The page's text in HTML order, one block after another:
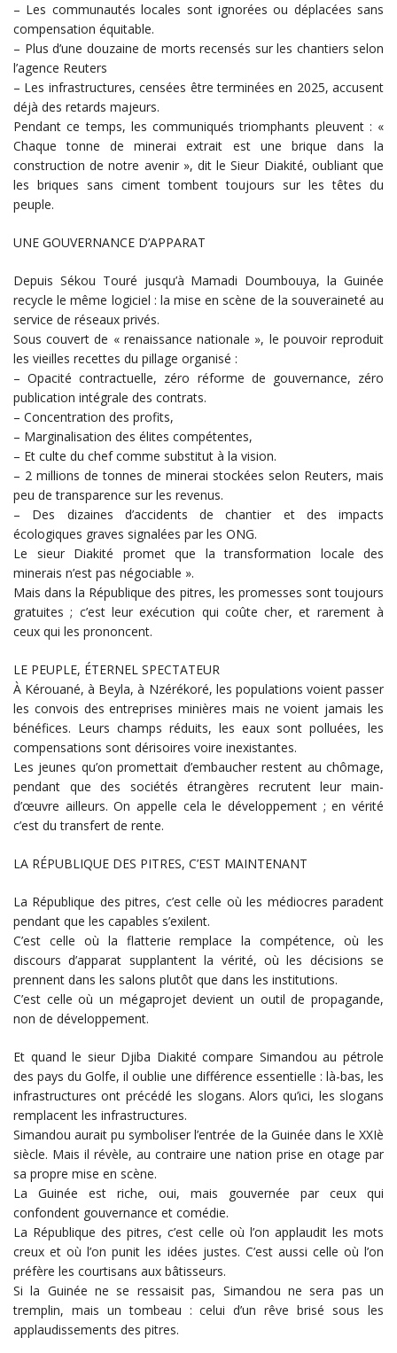
– Les communautés locales sont ignorées ou déplacées sans
compensation équitable.
– Plus d’une douzaine de morts recensés sur les chantiers selon
l’agence Reuters
– Les infrastructures, censées être terminées en 2025, accusent
déjà des retards majeurs.
Pendant ce temps, les communiqués triomphants pleuvent : «
Chaque tonne de minerai extrait est une brique dans la
construction de notre avenir », dit le Sieur Diakité, oubliant que
les briques sans ciment tombent toujours sur les têtes du
peuple.
UNE GOUVERNANCE D’APPARAT
Depuis Sékou Touré jusqu’à Mamadi Doumbouya, la Guinée
recycle le même logiciel : la mise en scène de la souveraineté au
service de réseaux privés.
Sous couvert de « renaissance nationale », le pouvoir reproduit
les vieilles recettes du pillage organisé :
– Opacité contractuelle, zéro réforme de gouvernance, zéro
publication intégrale des contrats.
– Concentration des profits,
– Marginalisation des élites compétentes,
– Et culte du chef comme substitut à la vision.
– 2 millions de tonnes de minerai stockées selon Reuters, mais
peu de transparence sur les revenus.
– Des dizaines d’accidents de chantier et des impacts
écologiques graves signalées par les ONG.
Le sieur Diakité promet que la transformation locale des
minerais n’est pas négociable ».
Mais dans la République des pitres, les promesses sont toujours
gratuites ; c’est leur exécution qui coûte cher, et rarement à
ceux qui les prononcent.
LE PEUPLE, ÉTERNEL SPECTATEUR
À Kérouané, à Beyla, à Nzérékoré, les populations voient passer
les convois des entreprises minières mais ne voient jamais les
bénéfices. Leurs champs réduits, les eaux sont polluées, les
compensations sont dérisoires voire inexistantes.
Les jeunes qu’on promettait d’embaucher restent au chômage,
pendant que des sociétés étrangères recrutent leur main-
d’œuvre ailleurs. On appelle cela le développement ; en vérité
c’est du transfert de rente.
LA RÉPUBLIQUE DES PITRES, C’EST MAINTENANT
La République des pitres, c’est celle où les médiocres paradent
pendant que les capables s’exilent.
C’est celle où la flatterie remplace la compétence, où les
discours d’apparat supplantent la vérité, où les décisions se
prennent dans les salons plutôt que dans les institutions.
C’est celle où un mégaprojet devient un outil de propagande,
non de développement.
Et quand le sieur Djiba Diakité compare Simandou au pétrole
des pays du Golfe, il oublie une différence essentielle : là-bas, les
infrastructures ont précédé les slogans. Alors qu’ici, les slogans
remplacent les infrastructures.
Simandou aurait pu symboliser l’entrée de la Guinée dans le XXIè
siècle. Mais il révèle, au contraire une nation prise en otage par
sa propre mise en scène.
La Guinée est riche, oui, mais gouvernée par ceux qui
confondent gouvernance et comédie.
La République des pitres, c’est celle où l’on applaudit les mots
creux et où l’on punit les idées justes. C’est aussi celle où l’on
préfère les courtisans aux bâtisseurs.
Si la Guinée ne se ressaisit pas, Simandou ne sera pas un
tremplin, mais un tombeau : celui d’un rêve brisé sous les
applaudissements des pitres.